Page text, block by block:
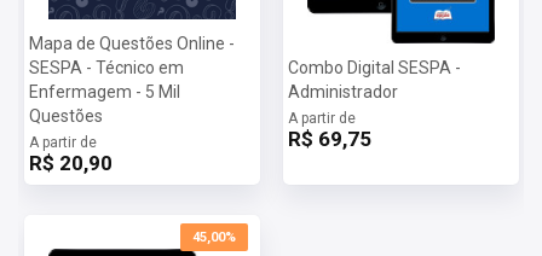
Mapa de Questões Online -
SESPA - Técnico em
Enfermagem - 5 Mil
Questões
A partir de
R$ 20,90
Combo Digital SESPA -
Administrador
A partir de
R$ 69,75
45,00%